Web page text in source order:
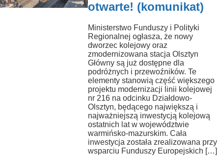
otwarte! (komunikat)
Ministerstwo Funduszy i Polityki
Regionalnej ogłasza, że nowy
dworzec kolejowy oraz
zmodernizowana stacja Olsztyn
Główny są już dostępne dla
podróżnych i przewoźników. Te
elementy stanowią część większego
projektu modernizacji linii kolejowej
nr 216 na odcinku Działdowo-
Olsztyn, będącego największą i
najważniejszą inwestycją kolejową
ostatnich lat w województwie
warmińsko-mazurskim. Cała
inwestycja została zrealizowana przy
wsparciu Funduszy Europejskich […]